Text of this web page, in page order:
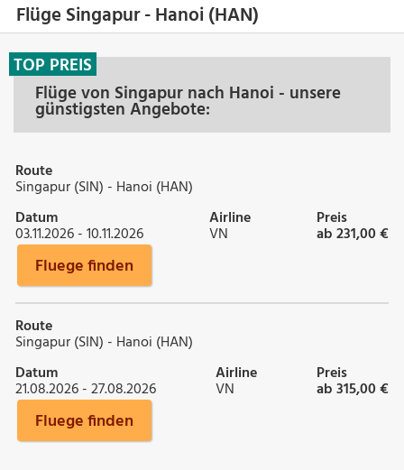
Flüge Singapur - Hanoi (HAN)
Flüge von Singapur nach Hanoi - unsere
günstigsten Angebote:
TOP PREIS
Route
Singapur (SIN) - Hanoi (HAN)
Datum
03.11.2026 - 10.11.2026
Airline
VN
Preis
ab 231,00 €
Fluege finden
Route
Singapur (SIN) - Hanoi (HAN)
Datum
21.08.2026 - 27.08.2026
Airline
VN
Preis
ab 315,00 €
Fluege finden